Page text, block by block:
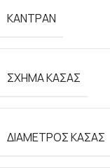
ΚΑΝΤΡΑΝ
ΣΧΗΜΑ ΚΑΣΑΣ
ΔΙΑΜΕΤΡΟΣ ΚΑΣΑΣ